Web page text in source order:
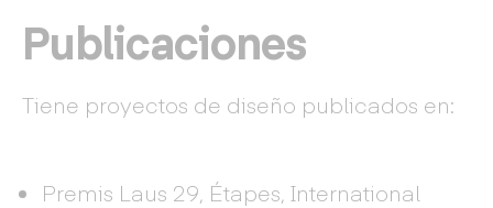
Publicaciones
Tiene proyectos de diseño publicados en:
Premis Laus 29, Étapes, International